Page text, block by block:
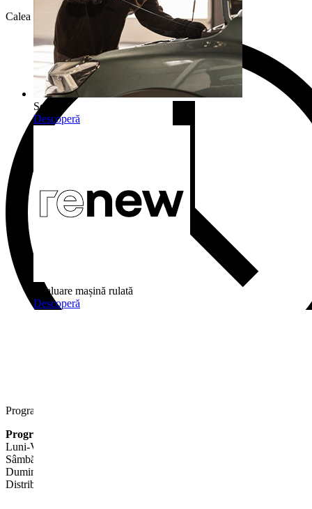
Calea Chișinăului 23, Iași 700259
Program de lucru
Program Showroom
Luni-Vineri: 08:00-18:30
Sâmbătă: 09:00-14:00
Duminica: închis
Distribuie această locație
Service
Descoperă
Evaluare mașină rulată
Descoperă